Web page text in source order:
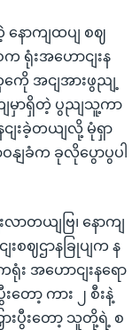
ောကျထပျ စဈ
ရုံးအဟောငျးန
ေို အငျအားဖွညျ့
ကျမှာရှိတဲ့ ပွညျသူ့ကာ
ငျးခဲ့တယျလို့ မုံရှာ
နျခံက ခုလိုပွောပွပါ
ာတယျဗြ၊ နောကျ
စဈဌာနခြုပျက န
း အဟောငျးနရော
တော့ ကား ၂ စီးနဲ့
ားပွီးတော့ သူတို့ရဲ့ စ